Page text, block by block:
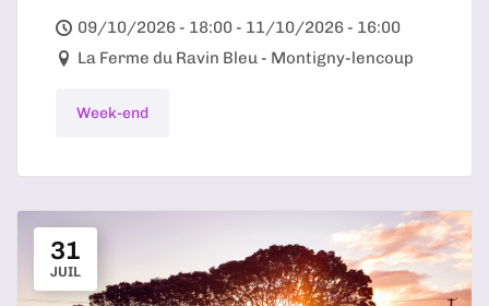
09/10/2026 - 18:00 - 11/10/2026 - 16:00
La Ferme du Ravin Bleu - Montigny-lencoup
Week-end
31
JUIL